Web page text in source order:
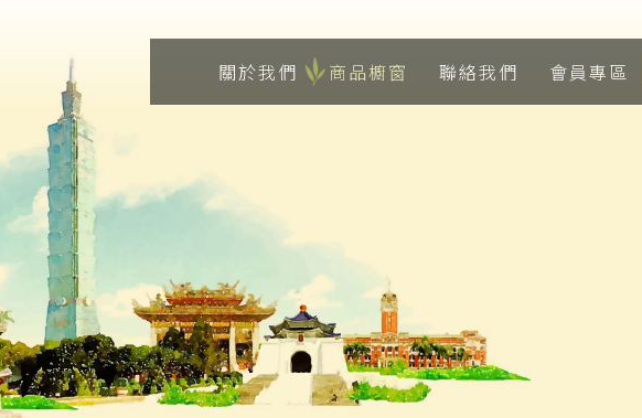
關於我們 商品櫥窗 聯絡我們 會員專區